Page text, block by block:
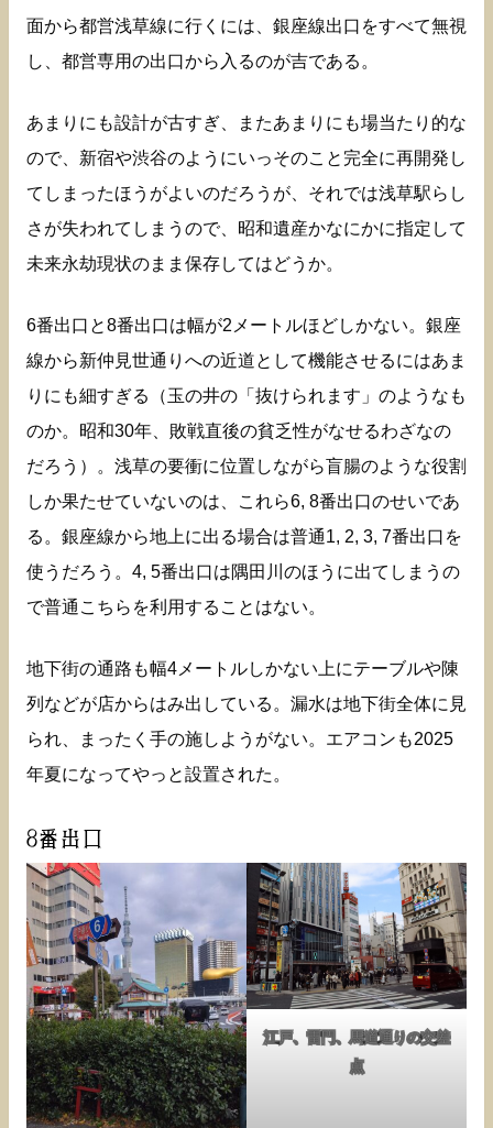
面から都営浅草線に行くには、銀座線出口をすべて無視
し、都営専用の出口から入るのが吉である。
あまりにも設計が古すぎ、またあまりにも場当たり的な
ので、新宿や渋谷のようにいっそのこと完全に再開発し
てしまったほうがよいのだろうが、それでは浅草駅らし
さが失われてしまうので、昭和遺産かなにかに指定して
未来永劫現状のまま保存してはどうか。
6番出口と8番出口は幅が2メートルほどしかない。銀座
線から新仲見世通りへの近道として機能させるにはあま
りにも細すぎる（玉の井の「抜けられます」のようなも
のか。昭和30年、敗戦直後の貧乏性がなせるわざなの
だろう）。浅草の要衝に位置しながら盲腸のような役割
しか果たせていないのは、これら6, 8番出口のせいであ
る。銀座線から地上に出る場合は普通1, 2, 3, 7番出口を
使うだろう。4, 5番出口は隅田川のほうに出てしまうの
で普通こちらを利用することはない。
地下街の通路も幅4メートルしかない上にテーブルや陳
列などが店からはみ出している。漏水は地下街全体に見
られ、まったく手の施しようがない。エアコンも2025
年夏になってやっと設置された。
8番出口
江戸、雷門、馬道通りの交差
点